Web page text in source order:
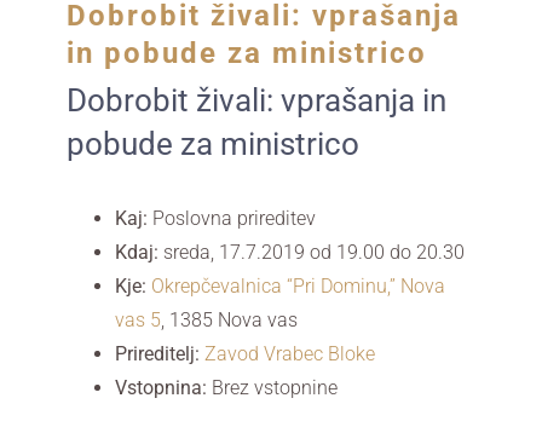
Dobrobit živali: vprašanja
in pobude za ministrico
Dobrobit živali: vprašanja in
pobude za ministrico
Kaj: Poslovna prireditev
Kdaj: sreda, 17.7.2019 od 19.00 do 20.30
Kje: Okrepčevalnica “Pri Dominu,” Nova
vas 5, 1385 Nova vas
Prireditelj: Zavod Vrabec Bloke
Vstopnina: Brez vstopnine